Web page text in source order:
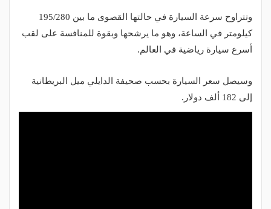
وتتراوح سرعة السيارة في حالتها القصوى ما بين 195/280
كيلومتر في الساعة، وهو ما يرشحها وبقوة للمنافسة على لقب
أسرع سيارة رياضية في العالم.
وسيصل سعر السيارة بحسب صحيفة الدايلي ميل البريطانية
إلى 182 ألف دولار.